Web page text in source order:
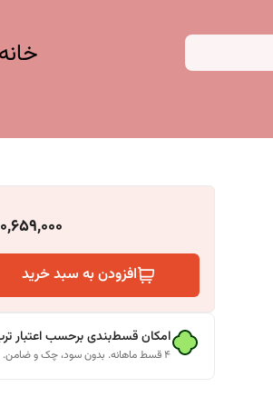
افزودن به سبد خرید
امکان قسط‌بندی برحسب اعتبار
۴ قسط ماهانه. بدون سود، چک و ضامن.